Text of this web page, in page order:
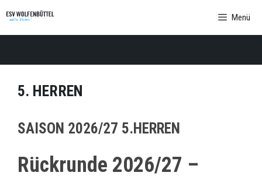
Inhalt
springen
Menü
5. HERREN
SAISON 2026/27 5.HERREN
Rückrunde 2026/27 –